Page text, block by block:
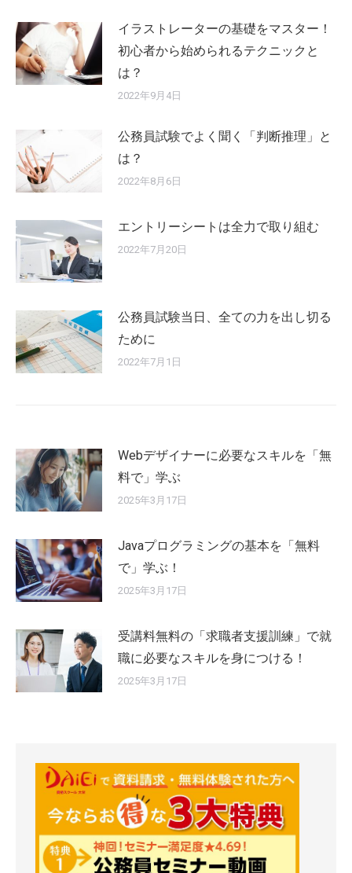
イラストレーターの基礎をマスター！
初心者から始められるテクニックと
は？
2022年9月4日
公務員試験でよく聞く「判断推理」と
は？
2022年8月6日
エントリーシートは全力で取り組む
2022年7月20日
公務員試験当日、全ての力を出し切る
ために
2022年7月1日
Webデザイナーに必要なスキルを「無
料で」学ぶ
2025年3月17日
Javaプログラミングの基本を「無料
で」学ぶ！
2025年3月17日
受講料無料の「求職者支援訓練」で就
職に必要なスキルを身につける！
2025年3月17日